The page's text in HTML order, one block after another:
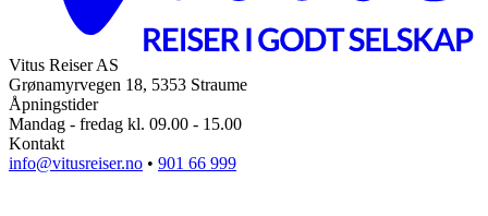
Vitus Reiser AS
Grønamyrvegen 18, 5353 Straume
Åpningstider
Mandag - fredag kl. 09.00 - 15.00
Kontakt
info@vitusreiser.no • 901 66 999